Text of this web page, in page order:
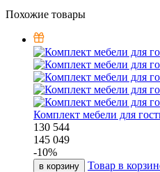
Похожие товары
Комплект мебели для
130 544
145 049
-10%
в корзину Товар в